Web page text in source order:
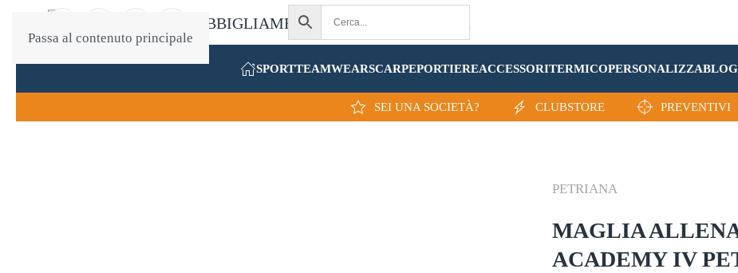
Passa al contenuto principale
SPORTTEAMWEARSCARPEPORTIEREACCESSORITERMICOPERSONALIZZABLOG
SEI UNA SOCIETÀ? CLUBSTORE PREVENTIVI
PETRIANA
MAGLIA
ACADEMY IV